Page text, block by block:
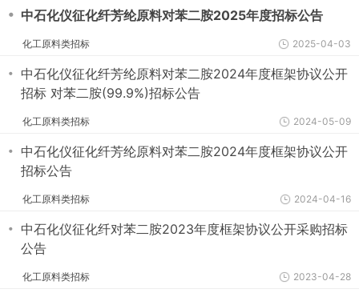
・ 中石化仪征化纤芳纶原料对苯二胺2025年度招标公告
化工原料类招标 2025-04-03
・ 中石化仪征化纤芳纶原料对苯二胺2024年度框架协议公开
招标 对苯二胺(99.9%)招标公告
化工原料类招标 2024-05-09
・ 中石化仪征化纤芳纶原料对苯二胺2024年度框架协议公开
招标公告
化工原料类招标 2024-04-16
・ 中石化仪征化纤对苯二胺2023年度框架协议公开采购招标
公告
化工原料类招标 2023-04-28